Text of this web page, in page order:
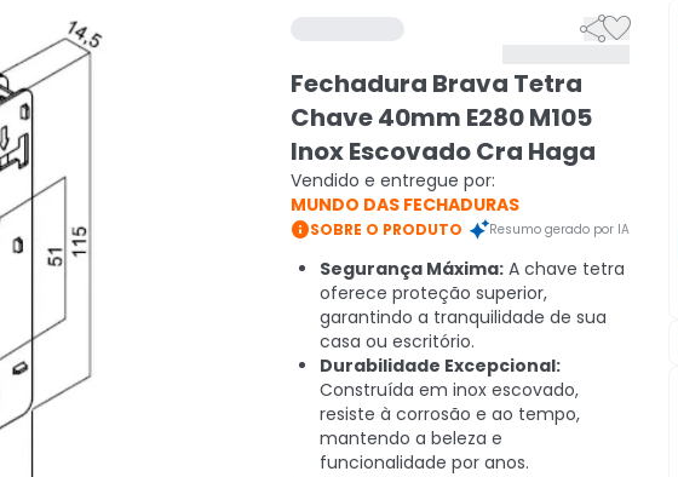

Fechadura Brava Tetra
Chave 40mm E280 M105
Inox Escovado Cra Haga
Vendido e entregue por:
MUNDO DAS FECHADURAS
SOBRE O PRODUTO Resumo gerado por IA
Segurança Máxima: A chave tetra
oferece proteção superior,
garantindo a tranquilidade de sua
casa ou escritório.
Durabilidade Excepcional:
Construída em inox escovado,
resiste à corrosão e ao tempo,
mantendo a beleza e
funcionalidade por anos.